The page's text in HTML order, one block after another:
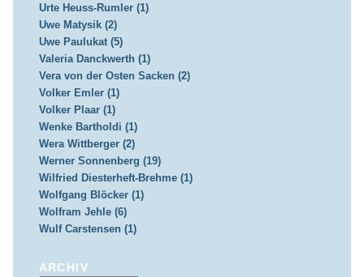
Urte Heuss-Rumler (1)
Uwe Matysik (2)
Uwe Paulukat (5)
Valeria Danckwerth (1)
Vera von der Osten Sacken (2)
Volker Emler (1)
Volker Plaar (1)
Wenke Bartholdi (1)
Wera Wittberger (2)
Werner Sonnenberg (19)
Wilfried Diesterheft-Brehme (1)
Wolfgang Blöcker (1)
Wolfram Jehle (6)
Wulf Carstensen (1)
ARCHIV